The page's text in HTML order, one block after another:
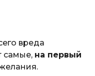
вреда
самые, на первый